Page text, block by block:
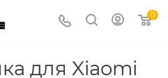
0
для Xiaomi